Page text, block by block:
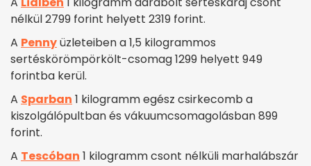
nélkül 2799 forint helyett 2319 forint.
A Pennyüzleteiben a 1,5 kilogrammos
sertéskörömpörkölt-csomag 1299 helyett 949
forintba kerül.
A Sparban 1 kilogramm egész csirkecomb a
kiszolgálópultban és vákuumcsomagolásban 899
forint.
A Tescóban 1 kilogramm csont nélküli marhalábszár